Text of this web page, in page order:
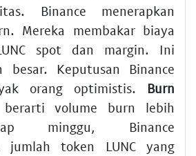
Binance menerapkan
Mereka membakar biaya
spot dan margin. Ini
besar. Keputusan Binance
orang optimistis. Burn
volume burn lebih
minggu, Binance
jumlah token LUNC yang